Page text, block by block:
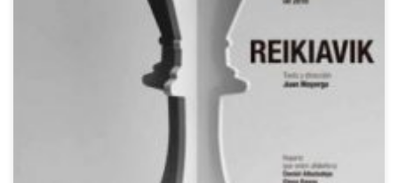
El consagrado dramaturgo Juan Mayorga, tras muchas piezas
escritas, estrenadas, publicadas, adaptadas, tras mucho teatro
palpado, sentido y vivido, decidió hace unos años lanzarse a la
texto, además, le mereció […]